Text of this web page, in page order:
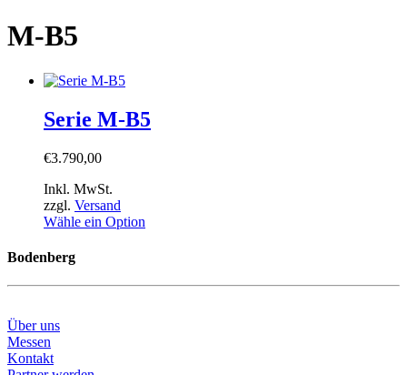
M-B5
Serie M-B5
€3.790,00
Inkl. MwSt.
zzgl. Versand
Wähle ein Option
Bodenberg
Über uns
Messen
Kontakt